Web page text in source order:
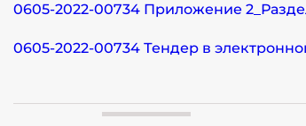
0605-2022-00734 Приложение
0605-2022-00734 Тендер в